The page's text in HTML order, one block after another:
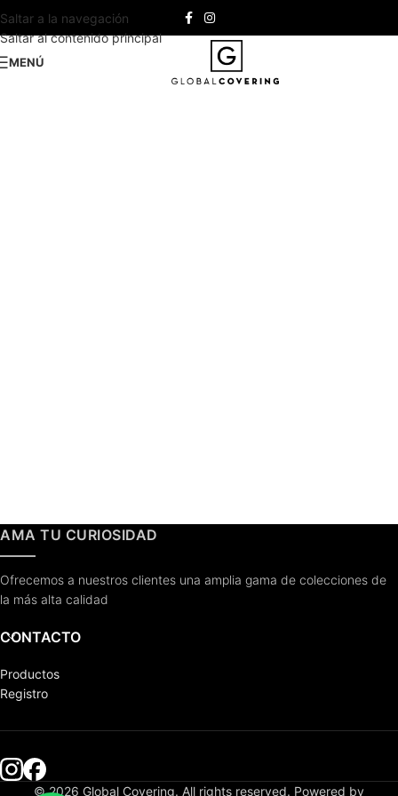
Saltar a la navegación
Saltar al contenido principal
MENÚ
AMA TU CURIOSIDAD
Ofrecemos a nuestros clientes una amplia gama de colecciones de
la más alta calidad
CONTACTO
Productos
Registro
© 2026 Global Covering. All rights reserved. Powered by